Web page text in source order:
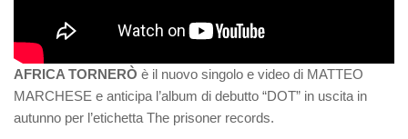
AFRICA TORNERÒ è il nuovo singolo e video di MATTEO
MARCHESE e anticipa l’album di debutto “DOT” in uscita in
autunno per l’etichetta The prisoner records.